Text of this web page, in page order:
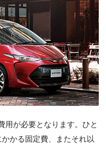
用が必要となります。ひと
かる固定費、またそれ以